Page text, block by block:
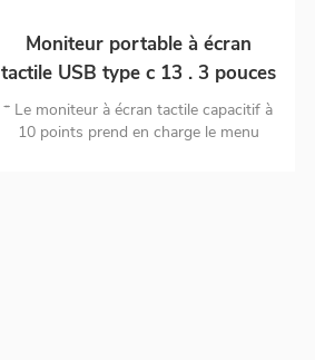
Moniteur portable à écran
tactile USB type c 13 . 3 pouces
à fonction complète pour
ordinateur portable
* Le moniteur à écran tactile capacitif à
10 points prend en charge le menu